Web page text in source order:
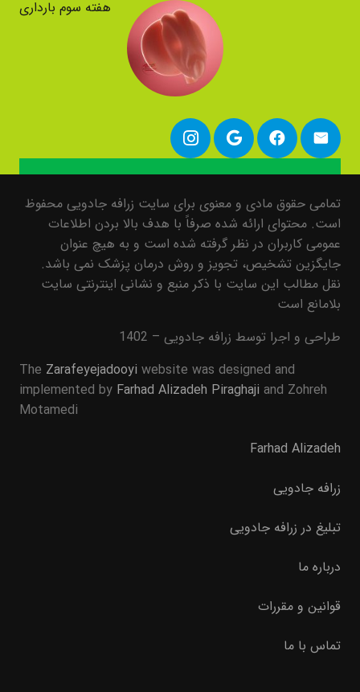
هفته سوم بارداری
تمامی حقوق مادی و معنوی برای سایت زرافه جادویی محفوظ
است. محتوای ارائه شده صرفاً با هدف بالا بردن اطلاعات
عمومی کاربران در نظر گرفته شده است و به هیچ عنوان
جایگزین تشخیص، تجویز و روش درمان پزشک نمی باشد.
نقل مطالب این سایت با ذکر منبع و نشانی اینترنتی سایت
بلامانع است
طراحی و اجرا توسط زرافه جادویی – 1402
The Zarafeyejadooyi website was designed and
implemented by Farhad Alizadeh Piraghaji and Zohreh
Motamedi
Farhad Alizadeh
زرافه جادویی
تبلیغ در زرافه جادویی
درباره ما
قوانین و مقررات
تماس با ما